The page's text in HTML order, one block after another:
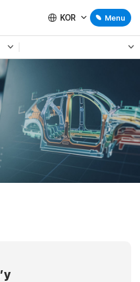
KOR Menu